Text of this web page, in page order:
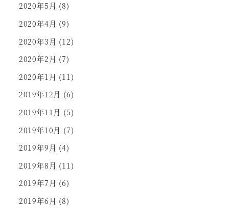
2020年5月 (8)
2020年4月 (9)
2020年3月 (12)
2020年2月 (7)
2020年1月 (11)
2019年12月 (6)
2019年11月 (5)
2019年10月 (7)
2019年9月 (4)
2019年8月 (11)
2019年7月 (6)
2019年6月 (8)